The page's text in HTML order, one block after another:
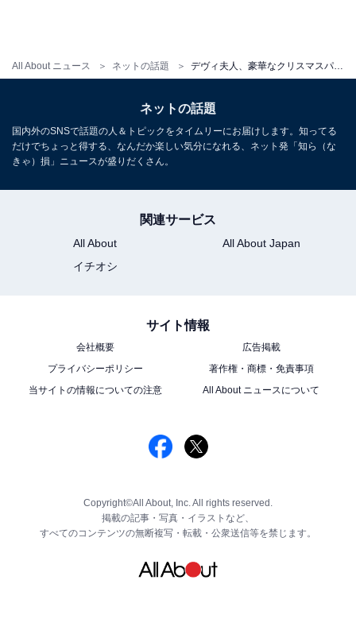
All About ニュース ネットの話題
ネットの話題
国内外のSNSで話題の人＆トピックをタイムリーにお届けします。知ってる
だけでちょっと得する、なんだか楽しい気分になれる、ネット発「知ら（な
きゃ）損」ニュースが盛りだくさん。
関連サービス
All About
All About Japan
イチオシ
サイト情報
会社概要
広告掲載
プライバシーポリシー
著作権・商標・免責事項
当サイトの情報についての注意
All About ニュースについて
Copyright©All About, Inc. All rights reserved.
掲載の記事・写真・イラストなど、
すべてのコンテンツの無断複写・転載・公衆送信等を禁じます。